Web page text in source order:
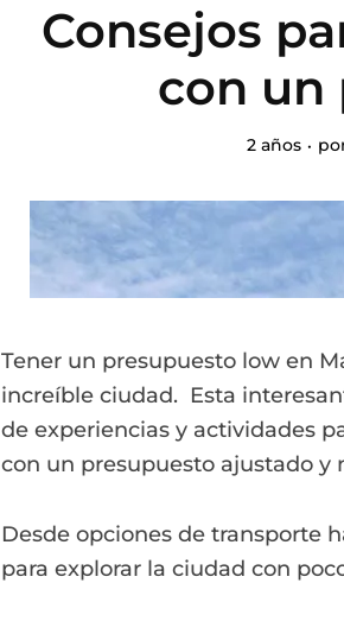
Consejos
con un
2 años
Tener un presupuesto low en
increíble ciudad. Esta
de experiencias y actividades
con un presupuesto ajustado y
Desde opciones de transporte
para explorar la ciudad con